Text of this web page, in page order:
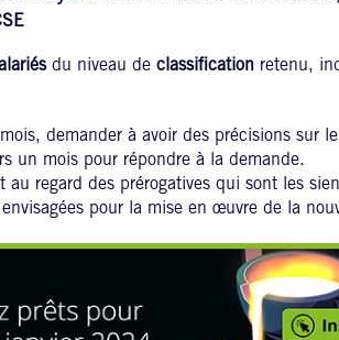
du niveau de classification retenu,
demander à avoir des précisions sur
un mois pour répondre à la demande.
regard des prérogatives qui sont les
pour la mise en œuvre de la